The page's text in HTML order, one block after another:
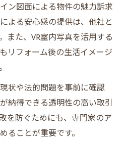
と選び方一覧
産売却で損しないコツ
売却を狙う判断基準
くべき注意点
査定が選ばれる理由
ミアム不動産売却の進め方
た売却準備のコツ
ン図面による物件の魅力訴求
よる安心感の提供は、他社と
また、VR室内写真を活用する
リフォーム後の生活イメージ
状や法的問題を事前に確認
納得できる透明性の高い取引
を防ぐためにも、専門家のア
ることが重要です。